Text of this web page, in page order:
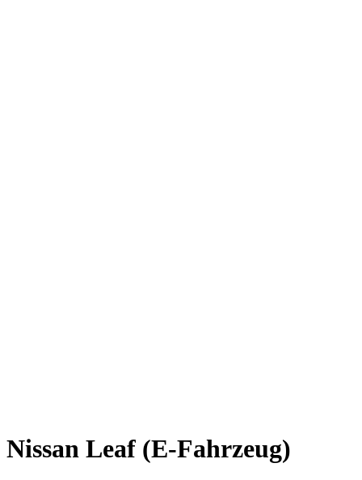
Nissan Leaf (E-Fahrzeug)